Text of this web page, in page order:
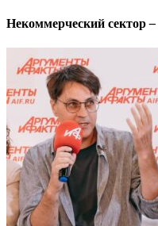
Некоммерческий сектор–